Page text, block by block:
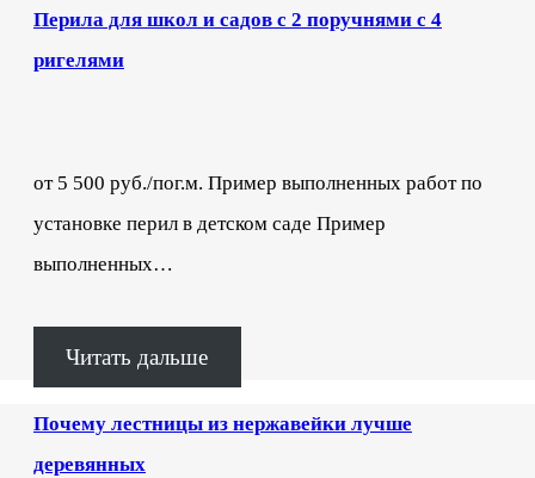
Перила для школ и садов с 2 поручнями с 4
ригелями
от 5 500 руб./пог.м. Пример выполненных работ по
установке перил в детском саде Пример
выполненных…
Читать дальше
Почему лестницы из нержавейки лучше
деревянных